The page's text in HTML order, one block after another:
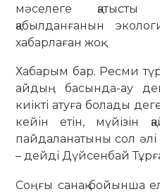
мәселеге қатысты
қабылданғанын
хабарлаған жоқ.
Хабарым бар. Ресми
айдың басында-ау
киікті атуға болады
кейін етін, мүйізін
пайдаланатыны сол
– дейді Дүйсенбай
Соңғы санақ бойынша